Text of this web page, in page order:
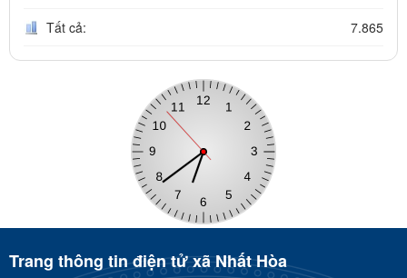
Tất cả: 7.865
Trang thông tin điện tử xã Nhất Hòa